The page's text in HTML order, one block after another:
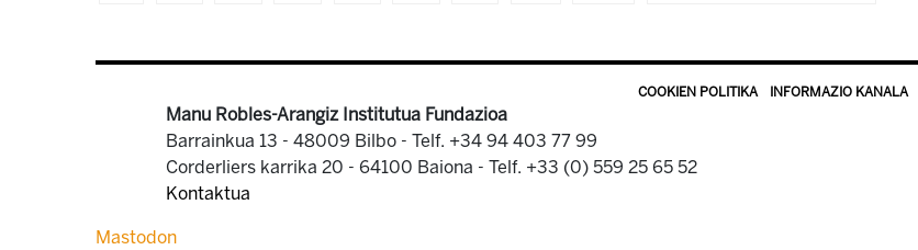
COOKIEN POLITIKA INFORMAZIO KANALA
Manu Robles-Arangiz Institutua Fundazioa
Barrainkua 13 - 48009 Bilbo - Telf. +34 94 403 77 99
Corderliers karrika 20 - 64100 Baiona - Telf. +33 (0) 559 25 65 52
Kontaktua
Mastodon